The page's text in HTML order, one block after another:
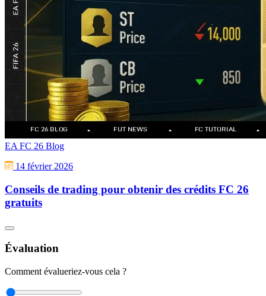
EA FC 26 Blog
14 février 2026
Conseils de trading pour obtenir des crédits FC 26
gratuits
Évaluation
Comment évalueriez-vous cela ?